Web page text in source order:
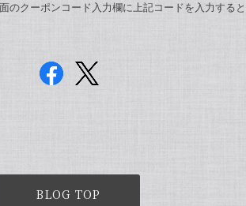
のクーポンコード入力欄に上記コードを入力する
BLOG TOP